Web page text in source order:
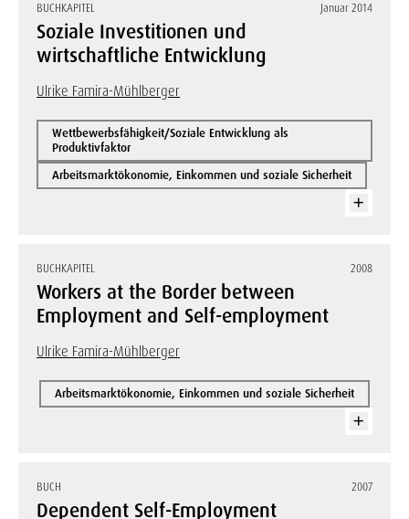
BUCHKAPITEL Januar 2014
Soziale Investitionen und
wirtschaftliche Entwicklung
Ulrike Famira-Mühlberger
Wettbewerbsfähigkeit/Soziale Entwicklung als
Produktivfaktor
Arbeitsmarktökonomie, Einkommen und soziale Sicherheit
BUCHKAPITEL 2008
Workers at the Border between
Employment and Self-employment
Ulrike Famira-Mühlberger
Arbeitsmarktökonomie, Einkommen und soziale Sicherheit
BUCH 2007
Dependent Self-Employment